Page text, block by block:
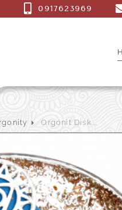
0917623969
Indické Vonné tyčinky
predmety
Orgonit Disk...